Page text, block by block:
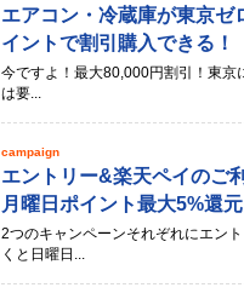
エアコン・冷蔵庫が東京ゼ
イントで割引購入できる！
今ですよ！最大80,000円割引！東京
は要...
campaign
エントリー&楽天ペイのご
月曜日ポイント最大5%還元
2つのキャンペーンそれぞれにエン
くと日曜日...